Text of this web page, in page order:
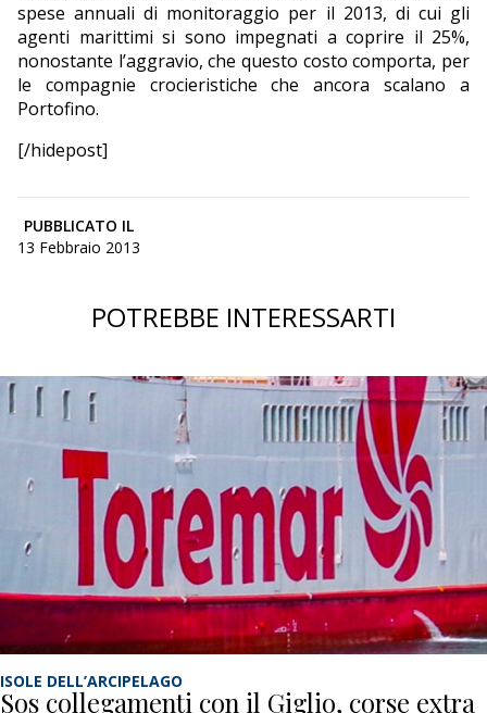
spese annuali di monitoraggio per il 2013, di cui gli
agenti marittimi si sono impegnati a coprire il 25%,
nonostante l’aggravio, che questo costo comporta, per
le compagnie crocieristiche che ancora scalano a
Portofino.
[/hidepost]
PUBBLICATO IL
13 Febbraio 2013
POTREBBE INTERESSARTI
ISOLE DELL’ARCIPELAGO
Sos collegamenti con il Giglio, corse extra